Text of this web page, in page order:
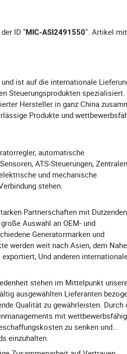
ID "MIC-ASI2491550". Artikel
ist auf die internationale
Steuerungsprodukten spezialisiert.
Hersteller in ganz China
Produkte und
automatische
ATS-Steuerungen,
und mechanische
stehen.
Partnerschaften mit Dutzenden
Auswahl an OEM- und
Generatormarken und
werden weit nach Asien, dem
Und anderen
stehen im Mittelpunkt
ausgewählten Lieferanten
Qualität zu gewährleisten. Durch
mit
zu senken und
einzuhalten.